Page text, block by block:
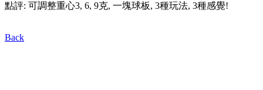
點評: 可調整重心3, 6, 9克, 一塊球板, 3種玩法, 3種感覺!
Back